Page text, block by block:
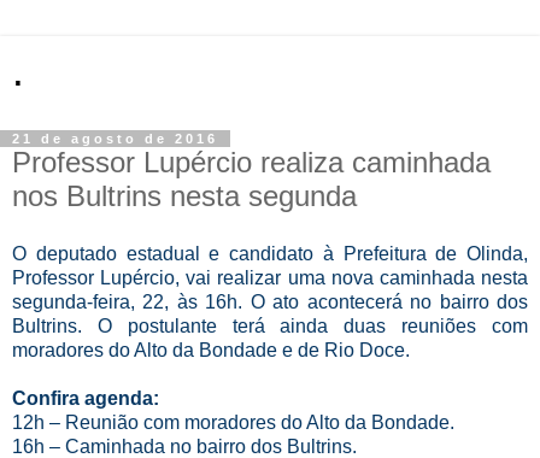
.
21 de agosto de 2016
Professor Lupércio realiza caminhada
nos Bultrins nesta segunda
O deputado estadual e candidato à Prefeitura de Olinda,
Professor Lupércio, vai realizar uma nova caminhada nesta
segunda-feira, 22, às 16h. O ato acontecerá no bairro dos
Bultrins. O postulante terá ainda duas reuniões com
moradores do Alto da Bondade e de Rio Doce.
Confira agenda:
12h – Reunião com moradores do Alto da Bondade.
16h – Caminhada no bairro dos Bultrins.